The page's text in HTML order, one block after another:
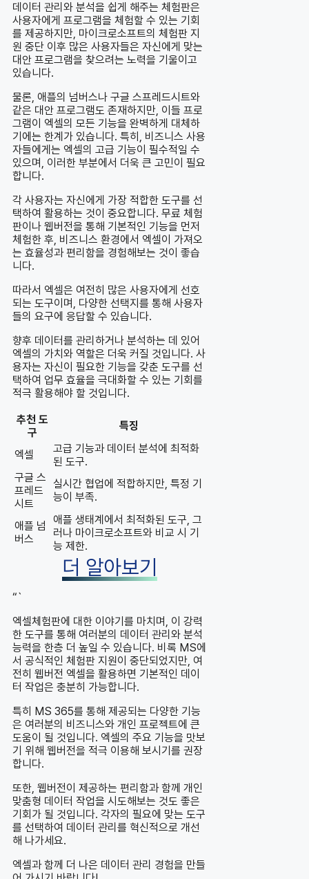
데이터 관리와 분석을 쉽게 해주는 체험판은
사용자에게 프로그램을 체험할 수 있는 기회
를 제공하지만, 마이크로소프트의 체험판 지
원 중단 이후 많은 사용자들은 자신에게 맞는
대안 프로그램을 찾으려는 노력을 기울이고
있습니다.
물론, 애플의 넘버스나 구글 스프레드시트와
같은 대안 프로그램도 존재하지만, 이들 프로
그램이 엑셀의 모든 기능을 완벽하게 대체하
기에는 한계가 있습니다. 특히, 비즈니스 사용
자들에게는 엑셀의 고급 기능이 필수적일 수
있으며, 이러한 부분에서 더욱 큰 고민이 필요
합니다.
각 사용자는 자신에게 가장 적합한 도구를 선
택하여 활용하는 것이 중요합니다. 무료 체험
판이나 웹버전을 통해 기본적인 기능을 먼저
체험한 후, 비즈니스 환경에서 엑셀이 가져오
는 효율성과 편리함을 경험해보는 것이 좋습
니다.
따라서 엑셀은 여전히 많은 사용자에게 선호
되는 도구이며, 다양한 선택지를 통해 사용자
들의 요구에 응답할 수 있습니다.
향후 데이터를 관리하거나 분석하는 데 있어
엑셀의 가치와 역할은 더욱 커질 것입니다. 사
용자는 자신이 필요한 기능을 갖춘 도구를 선
택하여 업무 효율을 극대화할 수 있는 기회를
적극 활용해야 할 것입니다.
추천 도
구
특징
엑셀
고급 기능과 데이터 분석에 최적화
된 도구.
구글 스
프레드
시트
실시간 협업에 적합하지만, 특정 기
능이 부족.
애플 넘
버스
애플 생태계에서 최적화된 도구, 그
러나 마이크로소프트와 비교 시 기
능 제한.
더 알아보기
“`
엑셀체험판에 대한 이야기를 마치며, 이 강력
한 도구를 통해 여러분의 데이터 관리와 분석
능력을 한층 더 높일 수 있습니다. 비록 MS에
서 공식적인 체험판 지원이 중단되었지만, 여
전히 웹버전 엑셀을 활용하면 기본적인 데이
터 작업은 충분히 가능합니다.
특히 MS 365를 통해 제공되는 다양한 기능
은 여러분의 비즈니스와 개인 프로젝트에 큰
도움이 될 것입니다. 엑셀의 주요 기능을 맛보
기 위해 웹버전을 적극 이용해 보시기를 권장
합니다.
또한, 웹버전이 제공하는 편리함과 함께 개인
맞춤형 데이터 작업을 시도해보는 것도 좋은
기회가 될 것입니다. 각자의 필요에 맞는 도구
를 선택하여 데이터 관리를 혁신적으로 개선
해 나가세요.
엑셀과 함께 더 나은 데이터 관리 경험을 만들